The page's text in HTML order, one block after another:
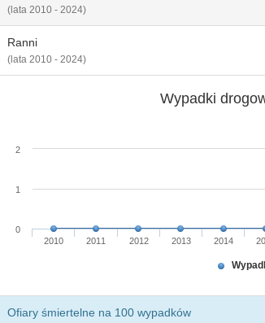
(lata 2010 - 2024)
Ranni
(lata 2010 - 2024)
Wypadki
2010 2011 2012 2013 2014
0
1
2
Ofiary śmiertelne na 100 wypadków